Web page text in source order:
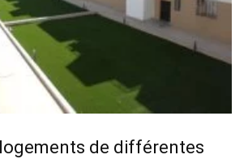
de différentes